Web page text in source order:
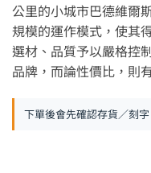
公里的小城市巴德維爾
規模的運作模式，使其
選材、品質予以嚴格控
品牌，而論性價比，則
下單後會先確認存貨／刻